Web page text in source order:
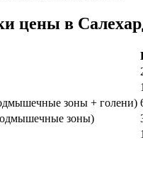
цены в
зоны + голени)
зоны)